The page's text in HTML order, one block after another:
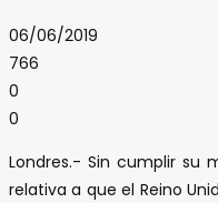
06/06/2019
766
0
0
Londres.- Sin cumplir su
relativa a que el Reino